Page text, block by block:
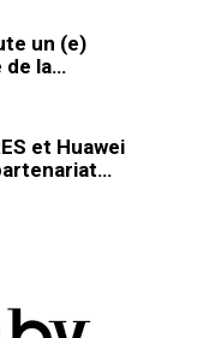
un (e)
de la…
et Huawei